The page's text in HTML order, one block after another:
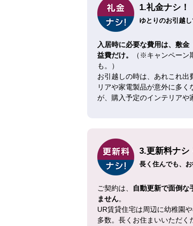
1.礼金ナシ！
ゆとりのお引越
入居時に必要な費用は、敷
益費だけ。
（※キャンペーン
も。）
お引越しの時は、あれこれ出
リアや家電製品が意外に多
が、購入予定のインテリアや
3.更新料ナシ
長く住んでも、お
ご契約は、
自動更新で面倒な
ません。
UR賃貸住宅は周辺に幼稚園
多数。長くお住まいいただく